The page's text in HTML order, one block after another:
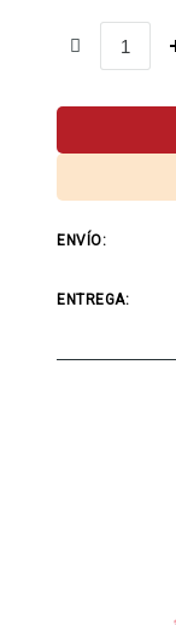
ENVÍO:
ENTREGA: